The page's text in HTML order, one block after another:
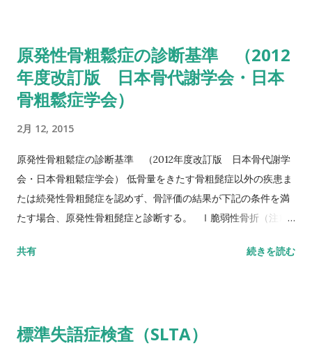
詳しい評価方法はこちら記事を参照して下さい↓ タイムアップ
アンドゴーテスト TUG:Timed Up & Go Test 10m歩行テスト
方法 助走路（各3m）を含めた約16m（直線歩行路）を歩行し、
測する。 カットオフ 24.6秒：屋内歩行 11.6秒：屋外歩行 詳し
い評価方法はこちら記事を参照して下さい↓ 10メートル歩行テ
スト(10MWT)
原発性骨粗鬆症の診断基準 （2012
年度改訂版 日本骨代謝学会・日本
骨粗鬆症学会）
2月 12, 2015
原発性骨粗鬆症の診断基準 （2012年度改訂版 日本骨代謝学
会・日本骨粗鬆症学会） 低骨量をきたす骨粗髭症以外の疾患ま
たは続発性骨粗髭症を認めず、骨評価の結果が下記の条件を満
たす場合、原発性骨粗髭症と診断する。 Ⅰ脆弱性骨折（注1）
の脆弱性骨折（注3）があり、骨密度（注4）がYAMの80％未満
性骨折、軽微な外力とは、立った姿勢からの転倒か、それ以下
共有 続きを読む
標準失語症検査（SLTA）